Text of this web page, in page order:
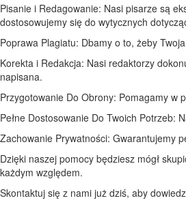
Pisanie i Redagowanie: Nasi pisarze są
dostosowujemy się do wytycznych
Poprawa Plagiatu: Dbamy o to, żeby
Korekta i Redakcja: Nasi redaktorzy
napisana.
Przygotowanie Do Obrony: Pomagamy w
Pełne Dostosowanie Do Twoich Potrzeb:
Zachowanie Prywatności: Gwarantujemy
Dzięki naszej pomocy będziesz mógł
każdym względem.
Skontaktuj się z nami już dziś, aby